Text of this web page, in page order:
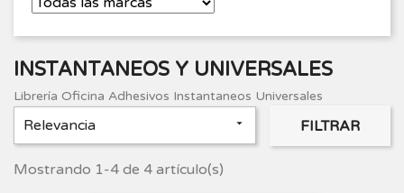
INSTANTANEOS Y UNIVERSALES
Librería Oficina Adhesivos Instantaneos Universales
Relevancia  FILTRAR
Mostrando 1-4 de 4 artículo(s)